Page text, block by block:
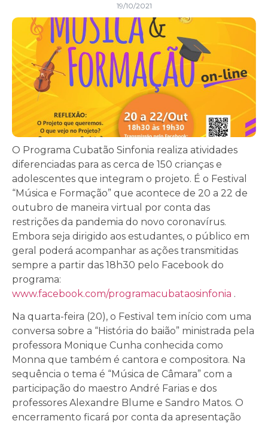
19/10/2021
O Programa Cubatão Sinfonia realiza atividades
diferenciadas para as cerca de 150 crianças e
adolescentes que integram o projeto. É o Festival
“Música e Formação” que acontece de 20 a 22 de
outubro de maneira virtual por conta das
restrições da pandemia do novo coronavírus.
Embora seja dirigido aos estudantes, o público em
geral poderá acompanhar as ações transmitidas
sempre a partir das 18h30 pelo Facebook do
programa:
www.facebook.com/programacubataosinfonia .
Na quarta-feira (20), o Festival tem início com uma
conversa sobre a “História do baião” ministrada pela
professora Monique Cunha conhecida como
Monna que também é cantora e compositora. Na
sequência o tema é “Música de Câmara” com a
participação do maestro André Farias e dos
professores Alexandre Blume e Sandro Matos. O
encerramento ficará por conta da apresentação